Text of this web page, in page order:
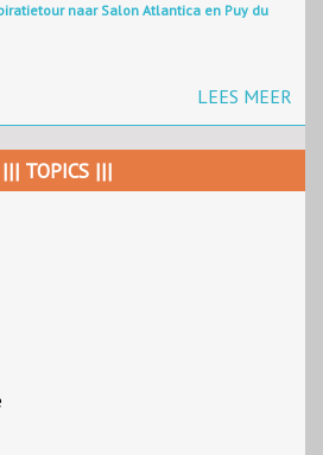
naar Salon Atlantica en Puy du
LEES MEER
||| TOPICS |||